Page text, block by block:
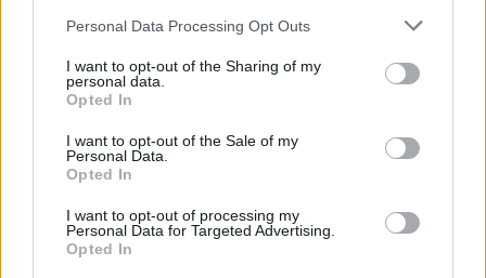
Please note that this website/app uses one or more Google
not limited to your visit or usage behaviour. You may click to
grant or deny consent to Google and its third-party tags to
use your data for below specified purposes in below Google
consent section.
Personal Data Processing Opt Outs
I want to opt-out of the Sharing of my
personal data.
Opted In
I want to opt-out of the Sale of my
Personal Data.
Opted In
I want to opt-out of processing my
Personal Data for Targeted Advertising.
Opted In
Potrebbero piacerti anche